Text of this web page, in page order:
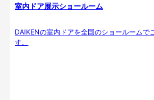
室内ドア展示ショールーム
DAIKENの室内ドアを全国のショールームで
す。